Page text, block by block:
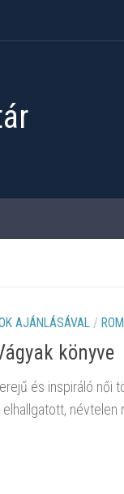
AJÁNLÁSÁVAL /
könyve
és inspiráló női
névtelen